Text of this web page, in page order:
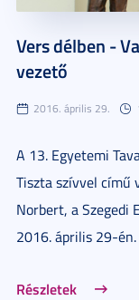
Vers délben -
vezető
2016. április 29.
A 13. Egyetemi
Tiszta szívvel című
Norbert, a Szegedi
2016. április 29-én.
Részletek